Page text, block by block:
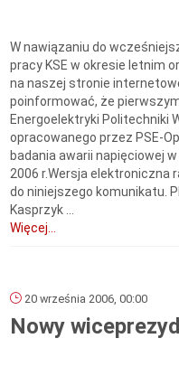
W nawiązaniu do
pracy KSE w okresie letnim
na naszej stronie
poinformować, że
Energoelektryki Politechniki
opracowanego przez PSE-
badania awarii napięciowej
2006 r.Wersja elektroniczna
do niniejszego komunikatu.
Kasprzyk ...
Więcej...
20 września 2006, 00:00
Nowy